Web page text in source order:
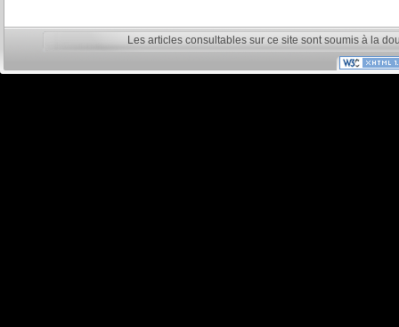
Les articles consultables sur ce site sont soumis à la